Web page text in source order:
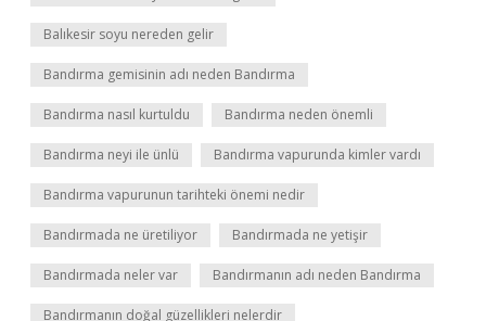
Balıkesir soyu nereden gelir
Bandırma gemisinin adı neden Bandırma
Bandırma nasıl kurtuldu Bandırma neden önemli
Bandırma neyi ile ünlü Bandırma vapurunda kimler vardı
Bandırma vapurunun tarihteki önemi nedir
Bandırmada ne üretiliyor Bandırmada ne yetişir
Bandırmada neler var Bandırmanın adı neden Bandırma
Bandırmanın doğal güzellikleri nelerdir